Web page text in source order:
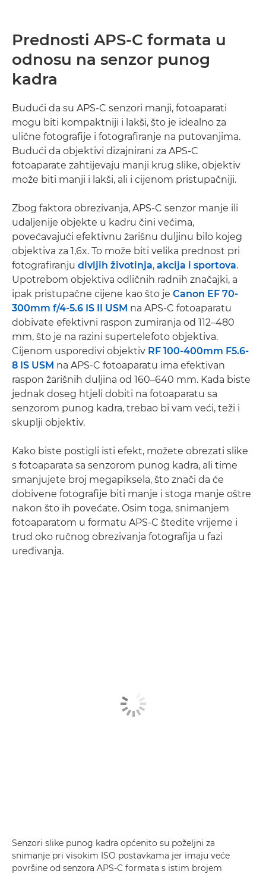
Prednosti APS-C formata u
odnosu na senzor punog
kadra
Budući da su APS-C senzori manji, fotoaparati
mogu biti kompaktniji i lakši, što je idealno za
ulične fotografije i fotografiranje na putovanjima.
Budući da objektivi dizajnirani za APS-C
fotoaparate zahtijevaju manji krug slike, objektiv
može biti manji i lakši, ali i cijenom pristupačniji.
Zbog faktora obrezivanja, APS-C senzor manje ili
udaljenije objekte u kadru čini većima,
povećavajući efektivnu žarišnu duljinu bilo kojeg
objektiva za 1,6x. To može biti velika prednost pri
fotografiranju divljih životinja, akcija i sportova.
Upotrebom objektiva odličnih radnih značajki, a
ipak pristupačne cijene kao što je Canon EF 70-
300mm f/4-5.6 IS II USM na APS-C fotoaparatu
dobivate efektivni raspon zumiranja od 112–480
mm, što je na razini supertelefoto objektiva.
Cijenom usporedivi objektiv RF 100-400mm F5.6-
8 IS USM na APS-C fotoaparatu ima efektivan
raspon žarišnih duljina od 160–640 mm. Kada biste
jednak doseg htjeli dobiti na fotoaparatu sa
senzorom punog kadra, trebao bi vam veći, teži i
skuplji objektiv.
Kako biste postigli isti efekt, možete obrezati slike
s fotoaparata sa senzorom punog kadra, ali time
smanjujete broj megapiksela, što znači da će
dobivene fotografije biti manje i stoga manje oštre
nakon što ih povećate. Osim toga, snimanjem
fotoaparatom u formatu APS-C štedite vrijeme i
trud oko ručnog obrezivanja fotografija u fazi
uređivanja.
Senzori slike punog kadra općenito su poželjni za
snimanje pri visokim ISO postavkama jer imaju veće
površine od senzora APS-C formata s istim brojem